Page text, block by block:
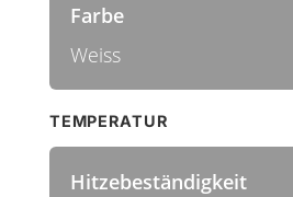
Farbe
Weiss
TEMPERATUR
Hitzebeständigkeit